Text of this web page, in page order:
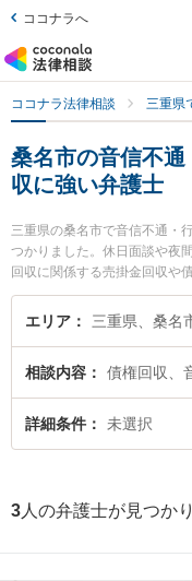
ココナラへ
ココナラ法律相談 三重県
桑名市の音信不
収に強い弁護士
三重県の桑名市で音信不通・
つかりました。休日面談や夜
回収に関係する売掛金回収や
の絞り込み検索もでき便利で
名オフィスの岸田 哲弁護士
の相手への債権回収のトラブ
行方不明の相手への債権回収
したい』『初回相談無料で音
エリア 三重県、桑名
相談内容 債権回収、
詳細条件 未選択
3 人の弁護士が見つか